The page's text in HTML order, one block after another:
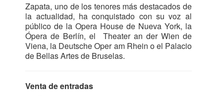
Zapata, uno de los tenores más destacados de
la actualidad, ha conquistado con su voz al
público de la Opera House de Nueva York, la
Ópera de Berlín, el Theater an der Wien de
Viena, la Deutsche Oper am Rhein o el Palacio
de Bellas Artes de Bruselas.
Venta de entradas